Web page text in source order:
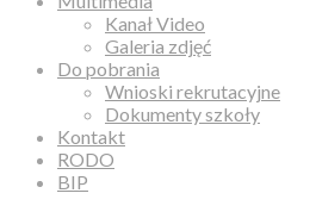
Kanał Video
Galeria zdjęć
Do pobrania
Wnioski rekrutacyjne
Dokumenty szkoły
Kontakt
RODO
BIP